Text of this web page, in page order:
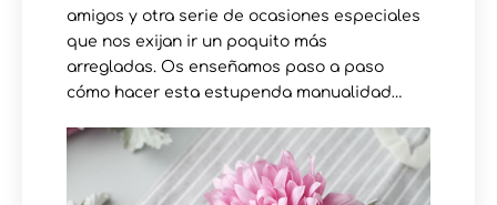
amigos y otra serie de ocasiones especiales
que nos exijan ir un poquito más
arregladas. Os enseñamos paso a paso
cómo hacer esta estupenda manualidad…